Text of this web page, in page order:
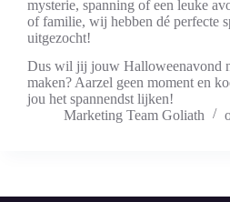
mysterie, spanning of een leuke
of familie, wij hebben dé perfecte
uitgezocht!
Dus wil jij jouw Halloweenavond
maken? Aarzel geen moment en
jou het spannendst lijken!
Marketing Team Goliath